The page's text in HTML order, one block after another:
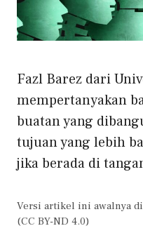
Fazl Barez dari
mempertanyakan
buatan yang
tujuan yang lebih
jika berada di
Versi artikel ini awalnya
(CC BY-ND 4.0)